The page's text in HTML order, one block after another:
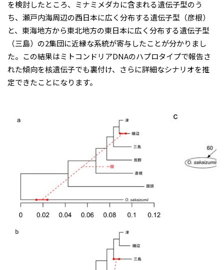
を検討したところ、ミナミメダカに含まれる遺伝子型のう
ち、瀬戸内海周辺の西日本に広く分布する遺伝子型（彦根）
と、東海地方から東北地方の東日本に広く分布する遺伝子型
（三島）の2集団に近縁な系統が寄与したことが分かりまし
た。この結果はミトコンドリアDNAのハプロタイプで報告さ
れた傾向を核遺伝子でも裏付け、さらに詳細なシナリオを推
定できたことになります。